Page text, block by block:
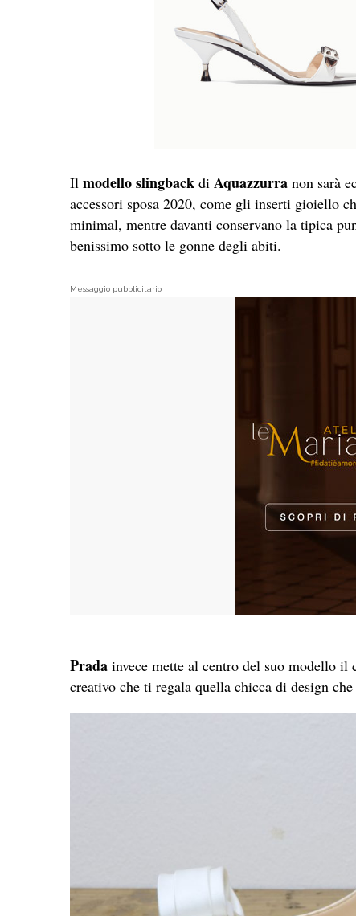
Il modello slingback di Aquazzurra non sarà
accessori sposa 2020, come gli inserti gioiello
minimal, mentre davanti conservano la tipica
benissimo sotto le gonne degli abiti.
Messaggio pubblicitario
Prada invece mette al centro del suo modello
creativo che ti regala quella chicca di design